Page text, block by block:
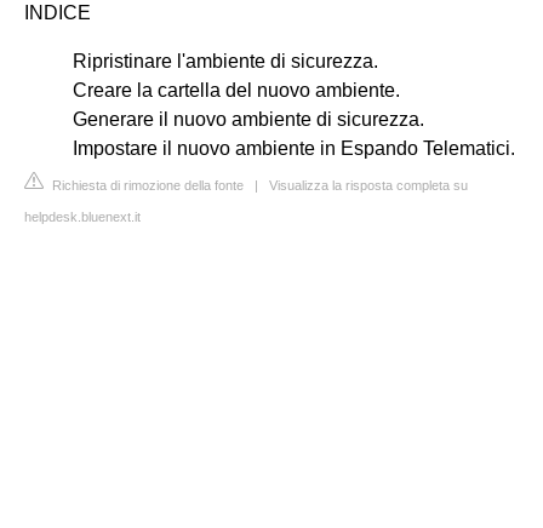
INDICE
Ripristinare l'ambiente di sicurezza.
Creare la cartella del nuovo ambiente.
Generare il nuovo ambiente di sicurezza.
Impostare il nuovo ambiente in Espando Telematici.
Richiesta di rimozione della fonte | Visualizza la risposta completa su
helpdesk.bluenext.it